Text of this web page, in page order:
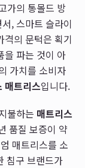
가의 통몰드 방
, 스마트 슬라이
격의 문턱은 획기
을 파는 것이 아
가치를 소비자
매트리스입니다.
불하는 매트리스
품질 보증이 약
매트리스를 소
침구 브랜드가